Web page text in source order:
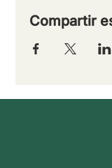
Compartir